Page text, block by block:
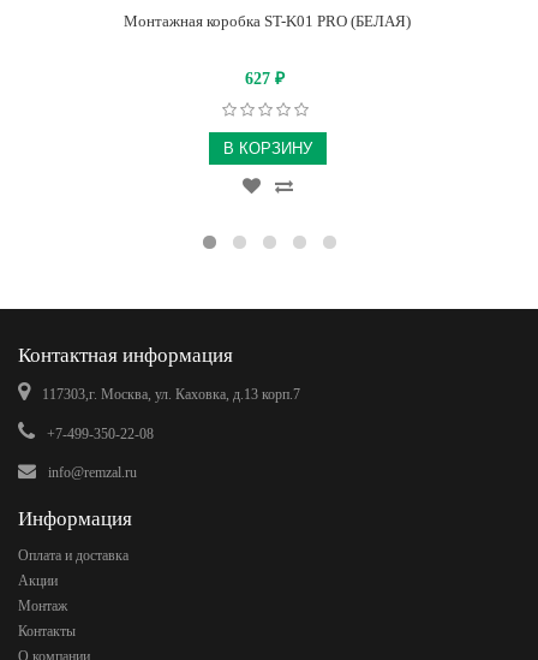
Монтажная коробка ST-K01 PRO (БЕЛАЯ)
627 ₽
В КОРЗИНУ
Контактная информация
117303,г. Москва, ул. Каховка, д.13 корп.7
+7-499-350-22-08
info@remzal.ru
Информация
Оплата и доставка
Акции
Монтаж
Контакты